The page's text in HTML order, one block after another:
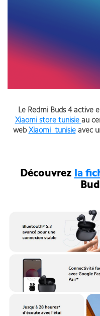
Le Redmi Buds 4 active
Xiaomi store tunisie au
web Xiaomi tunisieavec
Découvrez la